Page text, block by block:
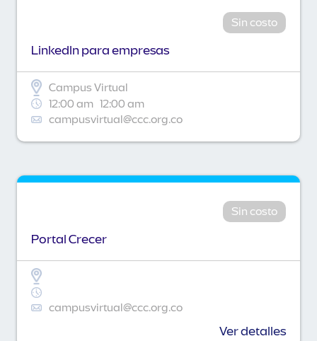
Sin costo
Linkedln para empresas
Campus Virtual
12:00 am 12:00 am
campusvirtual@ccc.org.co
Sin costo
Portal Crecer
campusvirtual@ccc.org.co
Ver detalles